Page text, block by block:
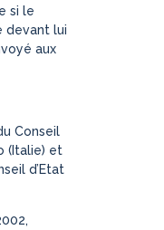
si le
devant lui
aux
Conseil
(Italie) et
d’Etat